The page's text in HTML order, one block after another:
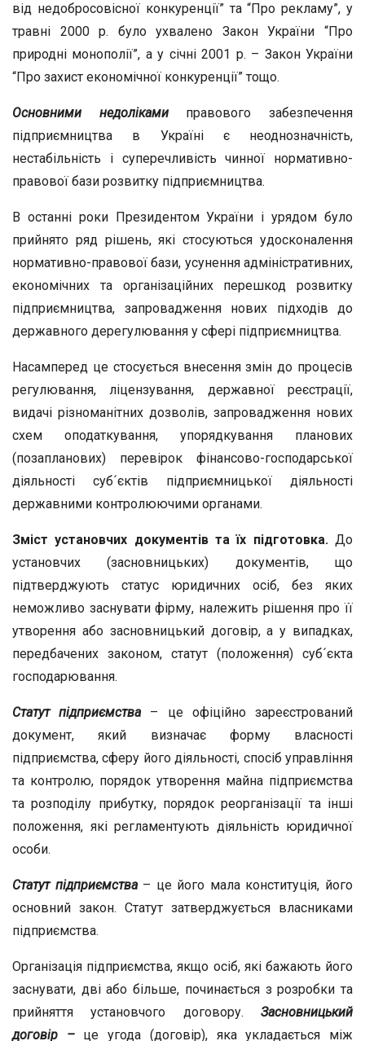
від недобросовісної конкуренції” та “Про рекламу”, у
травні 2000 р. було ухвалено Закон України “Про
природні монополії”, а у січні 2001 р. – Закон України
“Про захист економічної конкуренції” тощо.
Основними недоліками правового забезпечення
підприємництва в Україні є неоднозначність,
нестабільність і суперечливість чинної нормативно-
правової бази розвитку підприємництва.
В останні роки Президентом України і урядом було
прийнято ряд рішень, які стосуються удосконалення
нормативно-правової бази, усунення адміністративних,
економічних та організаційних перешкод розвитку
підприємництва, запровадження нових підходів до
державного дерегулювання у сфері підприємництва.
Насамперед це стосується внесення змін до процесів
регулювання, ліцензування, державної реєстрації,
видачі різноманітних дозволів, запровадження нових
схем оподаткування, упорядкування планових
(позапланових) перевірок фінансово-господарської
діяльності суб´єктів підприємницької діяльності
державними контролюючими органами.
Зміст установчих документів та їх підготовка. До
установчих (засновницьких) документів, що
підтверджують статус юридичних осіб, без яких
неможливо заснувати фірму, належить рішення про її
утворення або засновницький договір, а у випадках,
передбачених законом, статут (положення) суб´єкта
господарювання.
Статутпідприємства– це офіційно зареєстрований
документ, який визначає форму власності
підприємства, сферу його діяльності, спосіб управління
та контролю, порядок утворення майна підприємства
та розподілу прибутку, порядок реорганізації та інші
положення, які регламентують діяльність юридичної
особи.
Статут підприємства– це його мала конституція, його
основний закон. Статут затверджується власниками
підприємства.
Організація підприємства, якщо осіб, які бажають його
заснувати, дві або більше, починається з розробки та
прийняття установчого договору. Засновницький
договір – це угода (договір), яка укладається між